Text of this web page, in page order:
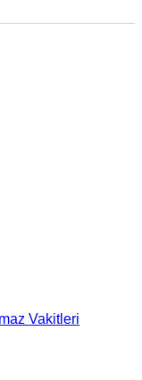
Vakitleri